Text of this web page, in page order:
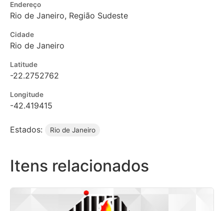
Endereço
Rio de Janeiro, Região Sudeste
Cidade
Rio de Janeiro
Latitude
-22.2752762
Longitude
-42.419415
Estados: Rio de Janeiro
Itens relacionados